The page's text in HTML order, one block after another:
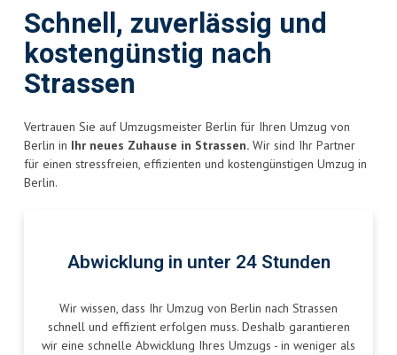
Schnell, zuverlässig und
kostengünstig nach
Strassen
Vertrauen Sie auf Umzugsmeister Berlin für Ihren Umzug von
Berlin in Ihr neues Zuhause in Strassen. Wir sind Ihr Partner
für einen stressfreien, effizienten und kostengünstigen Umzug in
Berlin.
Abwicklung in unter 24 Stunden
Wir wissen, dass Ihr Umzug von Berlin nach Strassen
schnell und effizient erfolgen muss. Deshalb garantieren
wir eine schnelle Abwicklung Ihres Umzugs - in weniger als